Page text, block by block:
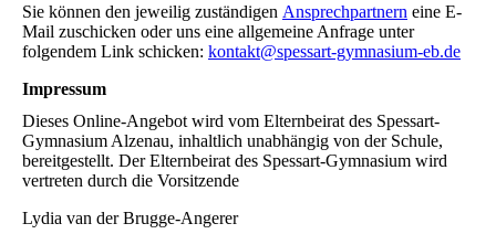
Sie können den jeweilig zuständigen Ansprechpartnern eine E-
Mail zuschicken oder uns eine allgemeine Anfrage unter
folgendem Link schicken: kontakt@spessart-gymnasium-eb.de
Impressum
Dieses Online-Angebot wird vom Elternbeirat des Spessart-
Gymnasium Alzenau, inhaltlich unabhängig von der Schule,
bereitgestellt. Der Elternbeirat des Spessart-Gymnasium wird
vertreten durch die Vorsitzende
Lydia van der Brugge-Angerer